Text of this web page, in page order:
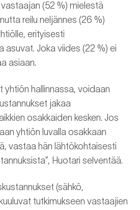
(52 %) mielestä
reilu neljännes (26 %)
erityisesti
asuvat. Joka viides (22 %) ei
asiaan.
yhtiön hallinnassa, voidaan
jakaa
osakkaiden kesken. Jos
yhtiön luvalla osakkaan
vastaa hän lähtökohtaisesti
Huotari selventää.
(sähkö,
tutkimukseen vastaajien